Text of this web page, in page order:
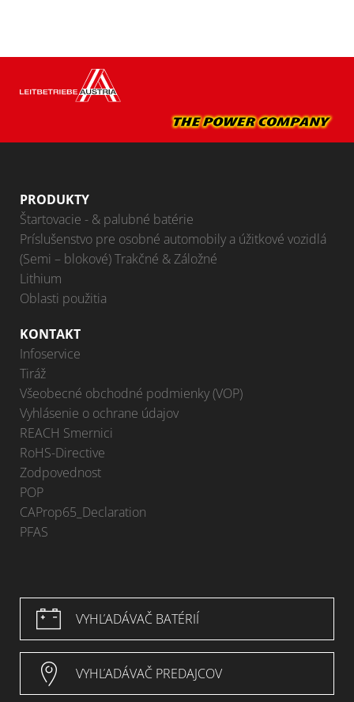
PRODUKTY
Štartovacie - & palubné batérie
Príslušenstvo pre osobné automobily a úžitkové vozidlá
(Semi – blokové) Trakčné & Záložné
Lithium
Oblasti použitia
KONTAKT
Infoservice
Tiráž
Všeobecné obchodné podmienky (VOP)
Vyhlásenie o ochrane údajov
REACH Smernici
RoHS-Directive
Zodpovednost
POP
CAProp65_Declaration
PFAS
VYHĽADÁVAČ BATÉRIÍ
VYHĽADÁVAČ PREDAJCOV